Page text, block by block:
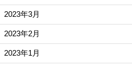
2023年3月
2023年2月
2023年1月